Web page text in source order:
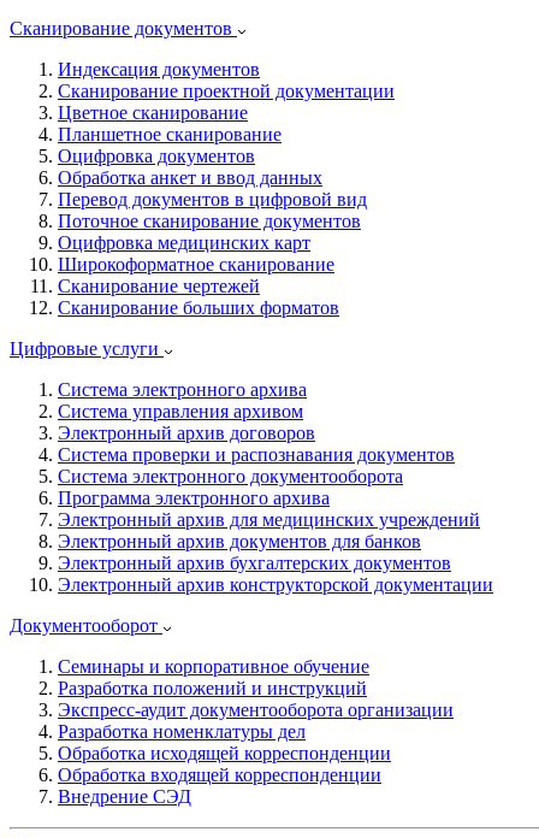
Сканирование документов
Индексация документов
Сканирование проектной документации
Цветное сканирование
Планшетное сканирование
Оцифровка документов
Обработка анкет и ввод данных
Перевод документов в цифровой вид
Поточное сканирование документов
Оцифровка медицинских карт
Широкоформатное сканирование
Сканирование чертежей
Сканирование больших форматов
Цифровые услуги
Система электронного архива
Система управления архивом
Электронный архив договоров
Система проверки и распознавания документов
Система электронного документооборота
Программа электронного архива
Электронный архив для медицинских учреждений
Электронный архив документов для банков
Электронный архив бухгалтерских документов
Электронный архив конструкторской документации
Документооборот
Семинары и корпоративное обучение
Разработка положений и инструкций
Экспресс-аудит документооборота организации
Разработка номенклатуры дел
Обработка исходящей корреспонденции
Обработка входящей корреспонденции
Внедрение СЭД